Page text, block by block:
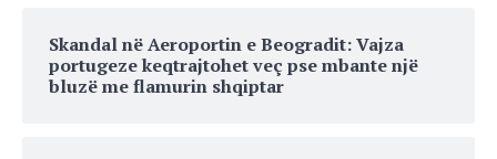
Skandal në Aeroportin e Beogradit: Vajza
portugeze keqtrajtohet veç pse mbante një
bluzë me flamurin shqiptar